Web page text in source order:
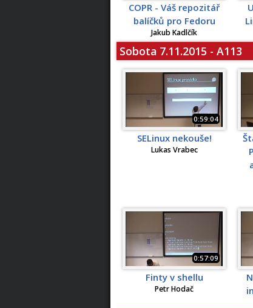
COPR - Váš repozitář
balíčků pro Fedoru
Jakub Kadlčík
Sobota 7.11.2015 - A113
0:59:04
SELinux nekouše!
Lukas Vrabec
0:57:09
Finty v shellu
Petr Hodač